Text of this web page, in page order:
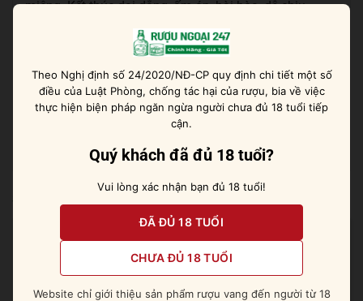
miệng. Kết thúc dai dẳng, ấm áp, hài hòa, dễ chịu.
Gợi ý thưởng thức rượu
Rượu thích hợp để thưởng thức chậm rãi nguyên chất,
phục vụ đơn giản trên đá hoặc ướp lạnh nguyên chai,
ngoài ra bạn có thể dùng rượu để pha chế những loại
Theo Nghị định số 24/2020/NĐ-CP quy định chi tiết một số
điều của Luật Phòng, chống tác hại của rượu, bia về việc
thực hiện biện pháp ngăn ngừa người chưa đủ 18 tuổi tiếp
cận.
Quý khách đã đủ 18 tuổi?
Vui lòng xác nhận bạn đủ 18 tuổi!
ĐÃ ĐỦ 18 TUỔI
CHƯA ĐỦ 18 TUỔI
Website chỉ giới thiệu sản phẩm rượu vang đến người từ 18